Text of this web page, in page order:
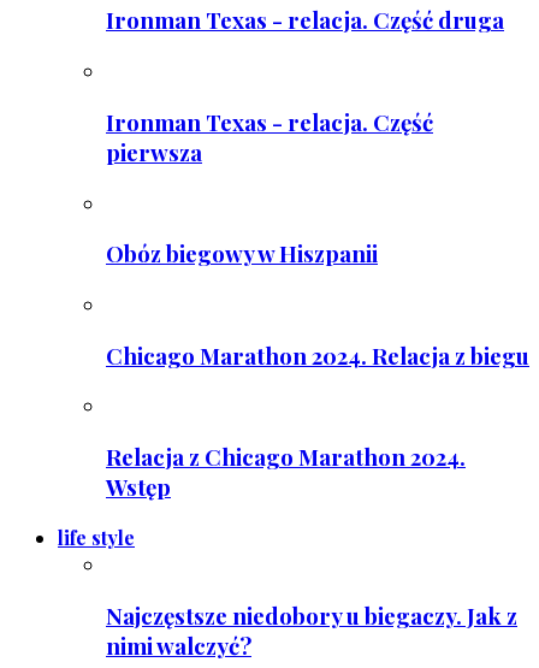
Ironman Texas - relacja. Część druga
Ironman Texas - relacja. Część
pierwsza
Obóz biegowy w Hiszpanii
Chicago Marathon 2024. Relacja z biegu
Relacja z Chicago Marathon 2024.
Wstęp
life style
Najczęstsze niedobory u biegaczy. Jak z
nimi walczyć?